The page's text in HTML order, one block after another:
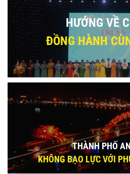
HƯỚNG VỀ
ĐỒNG HÀNH
THÀNH PHỐ
KHÔNG BẠO LỰC VỚI